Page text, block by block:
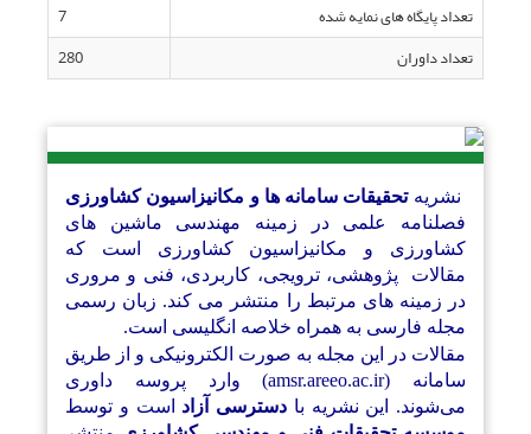
تعداد پایگاه های نمایه شده
7
تعداد داوران
280
نشریهتحقیقات سامانه ها و مکانیزاسیون کشاورزی
فصلنامه علمی در زمینه مهندسی ماشین های
کشاورزی و مکانیزاسیون کشاورزی است که
مقالات پژوهشی، ترویجی، کاربردی، فنی و مروری
در زمینه های مرتبط را منتشر می کند. زبان رسمی
مجله فارسی به همراه خلاصه انگلیسی است.
مقالات در این مجله به صورت الکترونیکی و از طریق
سامانه (amsr.areeo.ac.ir) وارد پروسه داوری
می‌شوند. این نشریه با دسترسی آزاد است و توسط